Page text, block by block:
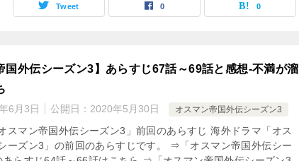
Tweet 0 0
国外伝シーズン3】あらすじ67話～69話と感想-不満が溜
6月3日 公開日： 2020年5月30日 オスマン帝国外伝シーズン3
スマン帝国外伝シーズン3」前回のあらすじ 海外ドラマ「オス
ーズン3」の前回のあらすじです。 ⇒「オスマン帝国外伝シー